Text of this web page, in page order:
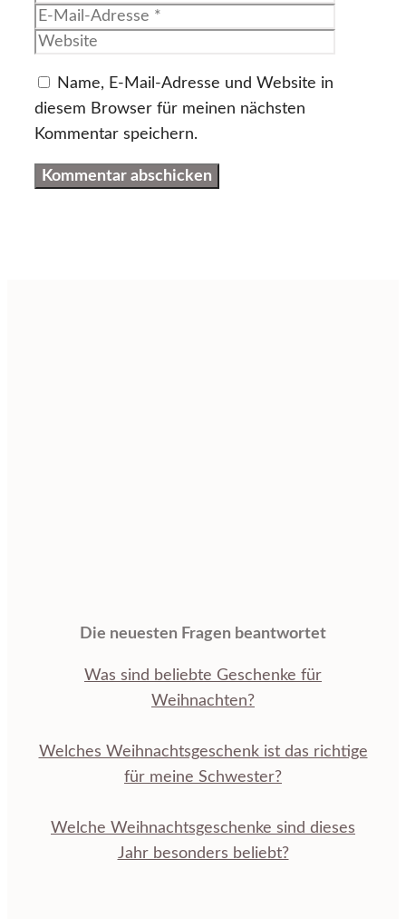
Name, E-Mail-Adresse und Website in
diesem Browser für meinen nächsten
Kommentar speichern.
Die neuesten Fragen beantwortet
Was sind beliebte Geschenke für
Weihnachten?
Welches Weihnachtsgeschenk ist das richtige
für meine Schwester?
Welche Weihnachtsgeschenke sind dieses
Jahr besonders beliebt?